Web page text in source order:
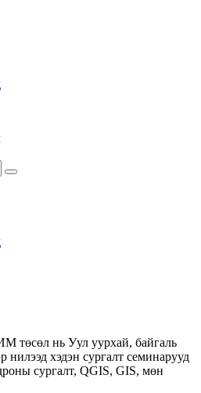
төсөл нь Уул уурхай, байгаль
нилээд хэдэн сургалт семинарууд
сургалт, QGIS, GIS, мөн